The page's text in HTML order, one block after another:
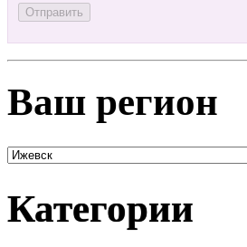
Ваш регион
Категории